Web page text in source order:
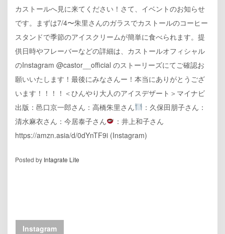
カストールへ見に来てください！さて、イベントのお知らせ
です。まずは7/4〜朱里さんのガラスでカストールのコーヒー
スタンドで季節のアイスクリームが簡単に食べられます。提
供日時やフレーバーなどの詳細は、カストールオフィシャル
のInstagram @castor__official のストーリーズにてご確認お
願いいたします！最後にみなさんー！本当にありがとうござ
います！！！！＜ひんやり大人のアイスデザート＞マイナビ
出版：邑口京一郎さん：高橋朱里さん
：久保田朋子さん：
清水麻衣さん：今居泰子さん
：井上和子さん
https://amzn.asia/d/0dYnTF9i (Instagram)
Posted by Intagrate Lite
Instagram